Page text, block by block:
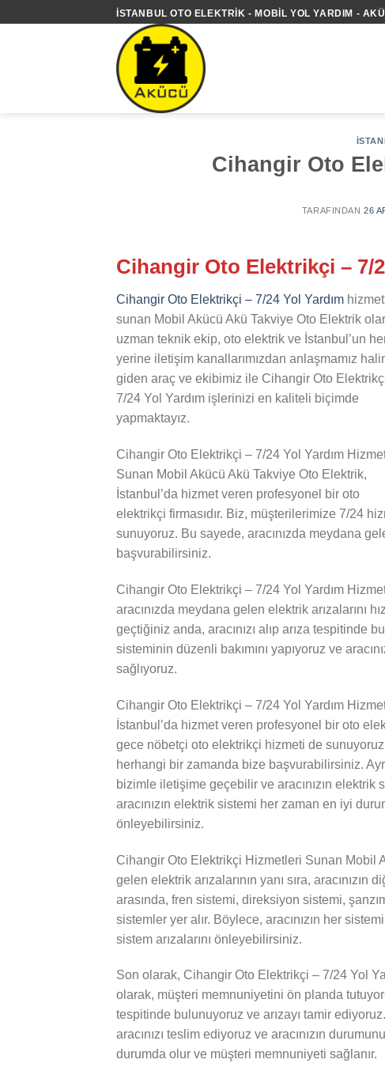
İSTANBUL OTO ELEKTRIK - MOBIL YOL YARDIM -
Cihangir Oto
TARAFINDAN 26
Cihangir Oto Elektrikçi – 7/
Cihangir Oto Elektrikçi – 7/24 Yol Yardım
sunan Mobil Akücü Akü Takviye Oto Elektrik
uzman teknik ekip, oto elektrik ve İstanbul’un
yerine iletişim kanallarımızdan anlaşmamız
giden araç ve ekibimiz ile Cihangir Oto
7/24 Yol Yardım işlerinizi en kaliteli biçimde
yapmaktayız.
Cihangir Oto Elektrikçi – 7/24 Yol Yardım
Sunan Mobil Akücü Akü Takviye Oto Elektrik,
İstanbul’da hizmet veren profesyonel bir oto
elektrikçi firmasıdır. Biz, müşterilerimize 7/24
sunuyoruz. Bu sayede, aracınızda meydana
başvurabilirsiniz.
Cihangir Oto Elektrikçi – 7/24 Yol Yardım
aracınızda meydana gelen elektrik arızalarını
geçtiğiniz anda, aracınızı alıp arıza tespitinde
sisteminin düzenli bakımını yapıyoruz ve
sağlıyoruz.
Cihangir Oto Elektrikçi – 7/24 Yol Yardım
İstanbul’da hizmet veren profesyonel bir oto
gece nöbetçi oto elektrikçi hizmeti de
herhangi bir zamanda bize başvurabilirsiniz.
bizimle iletişime geçebilir ve aracınızın
aracınızın elektrik sistemi her zaman en iyi
önleyebilirsiniz.
Cihangir Oto Elektrikçi Hizmetleri Sunan Mobil
gelen elektrik arızalarının yanı sıra,
arasında, fren sistemi, direksiyon sistemi,
sistemler yer alır. Böylece, aracınızın her
sistem arızalarını önleyebilirsiniz.
Son olarak, Cihangir Oto Elektrikçi – 7/24 Yol
olarak, müşteri memnuniyetini ön planda
tespitinde bulunuyoruz ve arızayı tamir ediyoruz.
aracınızı teslim ediyoruz ve aracınızın
durumda olur ve müşteri memnuniyeti sağlanır.